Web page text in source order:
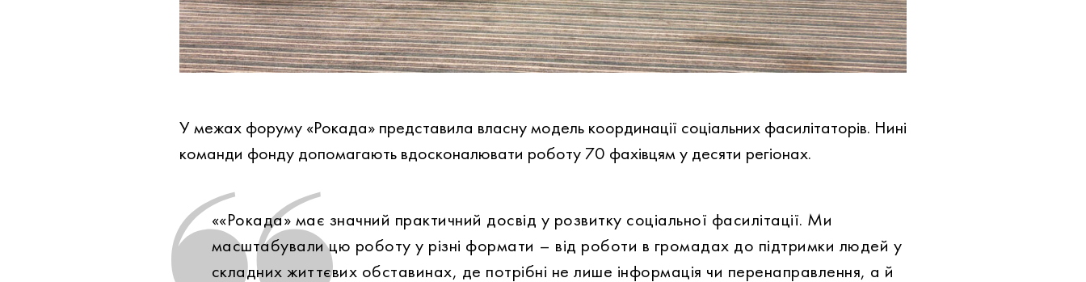
У межах форуму «Рокада» представила власну модель координації соціальних фасилітаторів. Нині
команди фонду допомагають вдосконалювати роботу 70 фахівцям у десяти регіонах.
««Рокада» має значний практичний досвід у розвитку соціальної фасилітації. Ми
масштабували цю роботу у різні формати – від роботи в громадах до підтримки людей у
складних життєвих обставинах, де потрібні не лише інформація чи перенаправлення, а й